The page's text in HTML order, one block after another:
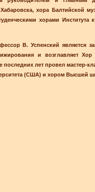
хора Балтийской
хорами Института
В. Успенский является
и возглавляет Хор
последних лет провел мастер-
(США) и хором Высшей